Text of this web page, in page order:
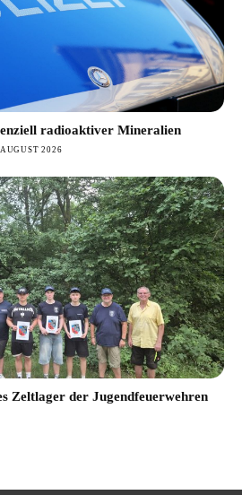
radioaktiver Mineralien
2026
Zeltlager der Jugendfeuerwehren